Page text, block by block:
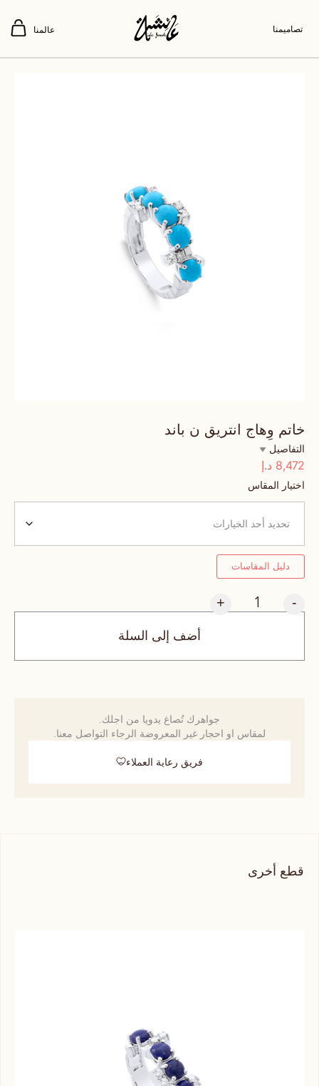
تصاميمنا عالمنا
خاتم وِهاج انتريق ن باند
التفاصيل
8,472 د.إ
اختيار المقاس
دليل المقاسات
-
+
أضف إلى السلة
جواهرك تُصاغ يدويا من اجلك.
لمقاس او احجار غير المعروضة الرجاء التواصل معنا.
فريق رعاية العملاء
قطع أخرى